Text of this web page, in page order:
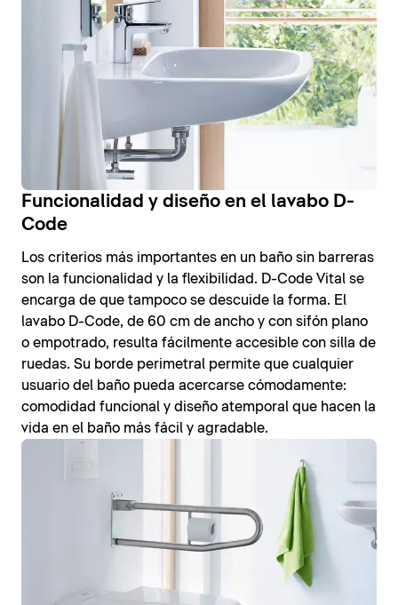
Funcionalidad y diseño en el lavabo D-
Code
Los criterios más importantes en un baño sin barreras
son la funcionalidad y la flexibilidad. D-Code Vital se
encarga de que tampoco se descuide la forma. El
lavabo D-Code, de 60 cm de ancho y con sifón plano
o empotrado, resulta fácilmente accesible con silla de
ruedas. Su borde perimetral permite que cualquier
usuario del baño pueda acercarse cómodamente:
comodidad funcional y diseño atemporal que hacen la
vida en el baño más fácil y agradable.